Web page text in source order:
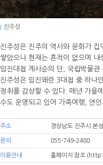
진주성
진주성은 진주의 역사와 문화가
쌓았으나 현재는 흔적이 없으며
임진대첩 계사순의 단, 국립박물관
진주성은 임진왜란 3대첩 중 하나
정취를 감상할 수 있다. 매년 가을
수도 운영되고 있어 가족여행, 연
주소 경상남도 진주시 본
문의 055-749-2480
이용안내 홈페이지 참조